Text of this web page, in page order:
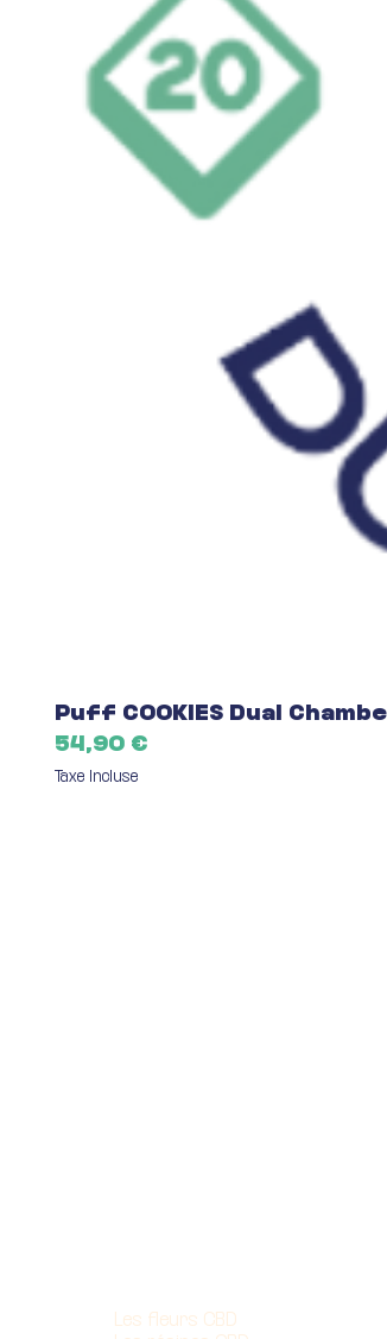
Puff COOKIES Dual
Prix
54,90 €
Taxe Incluse
Les fleurs CBD